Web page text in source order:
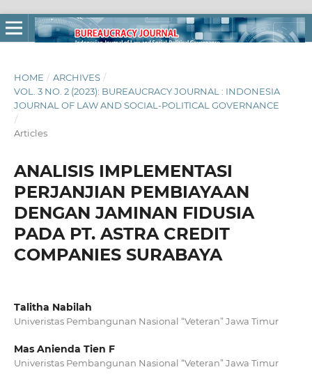
HOME / ARCHIVES /
VOL. 3 NO. 2 (2023): BUREAUCRACY JOURNAL : INDONESIA
JOURNAL OF LAW AND SOCIAL-POLITICAL GOVERNANCE
/
Articles
ANALISIS IMPLEMENTASI
PERJANJIAN PEMBIAYAAN
DENGAN JAMINAN FIDUSIA
PADA PT. ASTRA CREDIT
COMPANIES SURABAYA
Talitha Nabilah
Univeristas Pembangunan Nasional “Veteran” Jawa Timur
Mas Anienda Tien F
Univeristas Pembangunan Nasional “Veteran” Jawa Timur